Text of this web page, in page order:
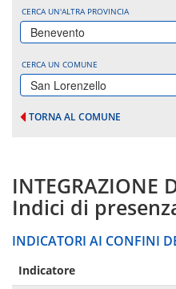
CERCA UN'ALTRA PROVINCIA
Benevento
CERCA UN COMUNE
San Lorenzello
TORNA AL COMUNE
INTEGRAZIONE
Indici di
INDICATORI AI CONFINI
Indicatore